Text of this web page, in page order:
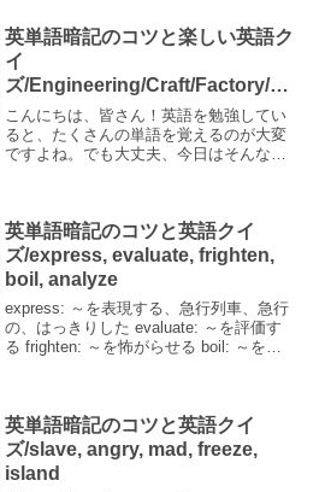
英単語暗記のコツと楽しい英語ク
イ
ズ/Engineering/Craft/Factory/Lu
ck/Fortunate
こんにちは、皆さん！英語を勉強してい
ると、たくさんの単語を覚えるのが大変
ですよね。でも大丈夫、今日はそんな皆
な...
英単語暗記のコツと英語クイ
ズ/express, evaluate, frighten,
boil, analyze
express: ～を表現する、急行列車、急行
の、はっきりした evaluate: ～を評価す
る frighten: ～を怖がらせる boil: ～を沸
英単語暗記のコツと英語クイ
ズ/slave, angry, mad, freeze,
island